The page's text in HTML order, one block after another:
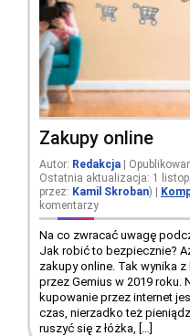
Zakupy online
Autor: Redakcja |
Ostatnia aktualizacja: 1
przez: Kamil Skroban) |
komentarzy
Na co zwracać uwagę
Jak robić to bezpiecznie?
zakupy online. Tak wynika
przez Gemius w 2019 roku.
kupowanie przez internet
czas, nierzadko też
ruszyć się z łóżka, […]